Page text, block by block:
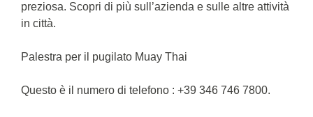
preziosa. Scopri di più sull’azienda e sulle altre attività
in città.
Palestra per il pugilato Muay Thai
Questo è il numero di telefono : +39 346 746 7800.